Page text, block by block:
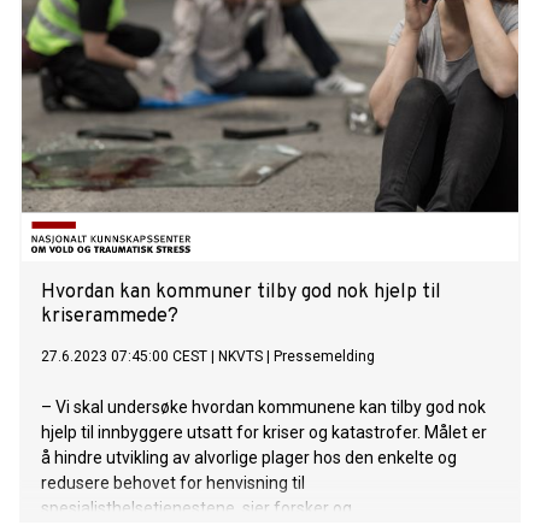
Hvordan kan kommuner tilby god nok hjelp til
kriserammede?
27.6.2023 07:45:00 CEST NKVTS Pressemelding
– Vi skal undersøke hvordan kommunene kan tilby god nok
hjelp til innbyggere utsatt for kriser og katastrofer. Målet er
å hindre utvikling av alvorlige plager hos den enkelte og
redusere behovet for henvisning til
spesialisthelsetjenestene, sier forsker og